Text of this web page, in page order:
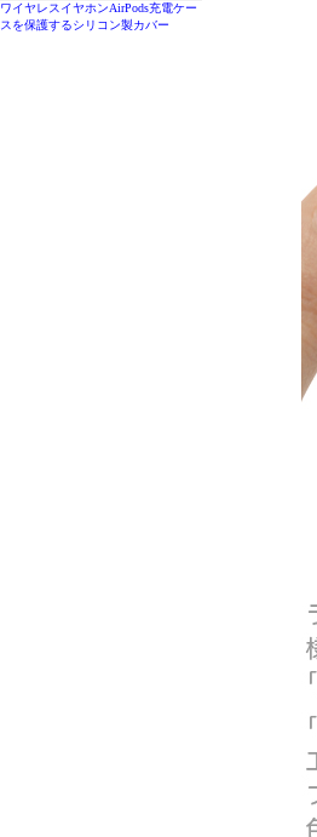
ワイヤレスイヤホンAirPods充電ケー
スを保護するシリコン製カバー